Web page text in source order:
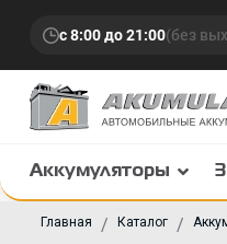
с 8:00 до 21:00(без
Аккумуляторы
Главная Каталог